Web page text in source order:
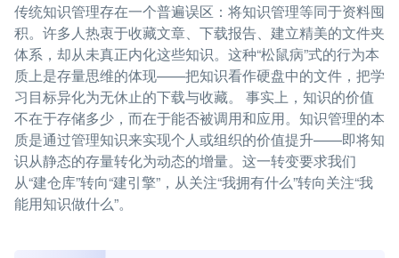
传统知识管理存在一个普遍误区：将知识管理等同于资料囤
积。许多人热衷于收藏文章、下载报告、建立精美的文件夹
体系，却从未真正内化这些知识。这种“松鼠病”式的行为本
质上是存量思维的体现——把知识看作硬盘中的文件，把学
习目标异化为无休止的下载与收藏。 事实上，知识的价值
不在于存储多少，而在于能否被调用和应用。知识管理的本
质是通过管理知识来实现个人或组织的价值提升——即将知
识从静态的存量转化为动态的增量。这一转变要求我们
从“建仓库”转向“建引擎”，从关注“我拥有什么”转向关注“我
能用知识做什么”。